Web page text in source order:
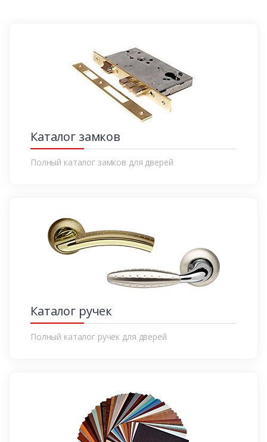
Каталог замков
Полный каталог замков для дверей
Каталог ручек
Полный каталог ручек для дверей